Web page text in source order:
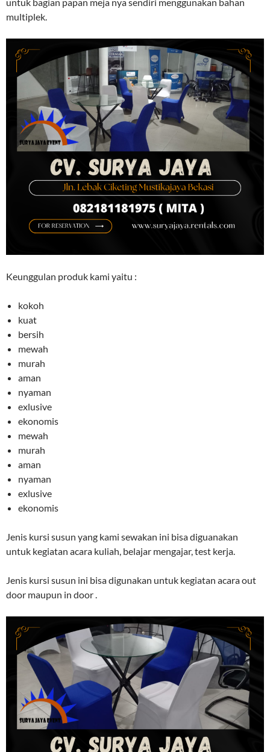
multiplek.
Keunggulan produk kami yaitu :
kokoh
kuat
bersih
mewah
murah
aman
nyaman
exlusive
ekonomis
mewah
murah
aman
nyaman
exlusive
ekonomis
Jenis kursi susun yang kami sewakan ini bisa diguanakan
untuk kegiatan acara kuliah, belajar mengajar, test kerja.
Jenis kursi susun ini bisa digunakan untuk kegiatan acara out
door maupun in door .